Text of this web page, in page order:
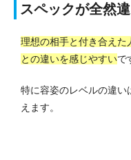
スペックが全然違
理想の相手と付き合え
との違いを感じやすいで
特に容姿のレベルの違
えます。